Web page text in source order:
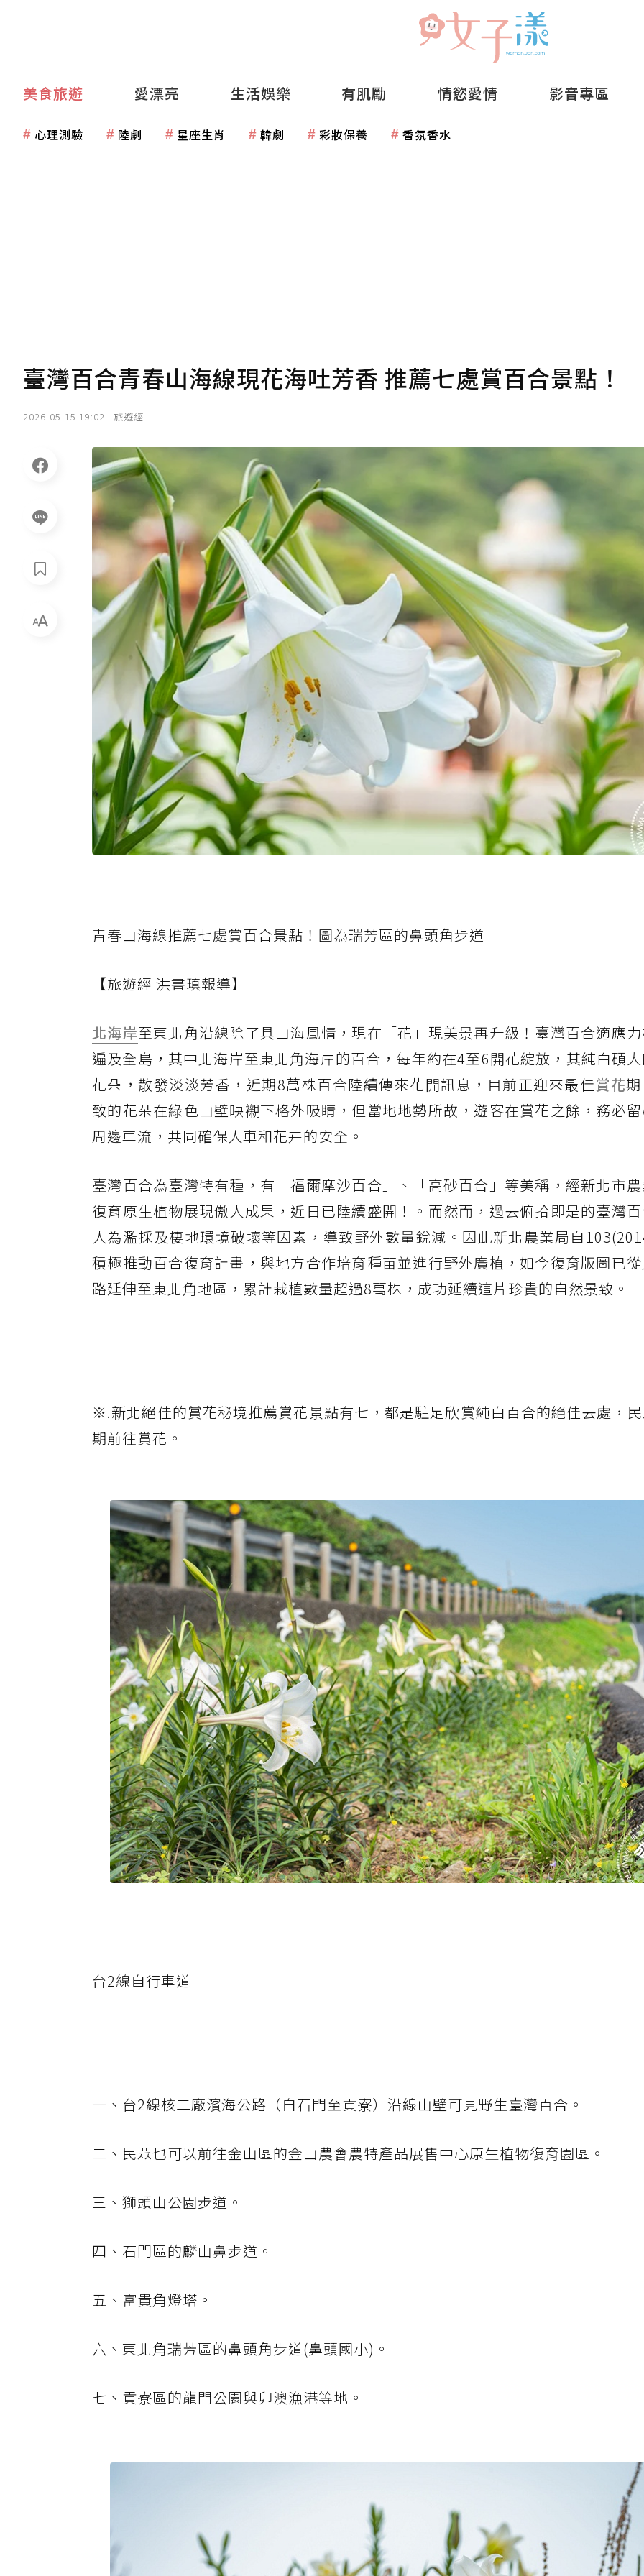
美食旅遊 愛漂亮 生活娛樂 有肌勵 情慾愛情 影音專區
心理測驗 陸劇 星座生肖 韓劇 彩妝保養 香氛香水
臺灣百合青春山海線現花海吐芳香 推薦七處賞百合景點！
2026-05-15 19:02 旅遊經
青春山海線推薦七處賞百合景點！圖為瑞芳區的鼻頭角步道
【旅遊經 洪書瑱報導】
北海岸至東北角沿線除了具山海風情，現在「花」現美景再升級！臺灣百合適應
遍及全島，其中北海岸至東北角海岸的百合，每年約在4至6開花綻放，其純白碩
花朵，散發淡淡芳香，近期8萬株百合陸續傳來花開訊息，目前正迎來最佳賞花
致的花朵在綠色山壁映襯下格外吸睛，但當地地勢所故，遊客在賞花之餘，務必
周邊車流，共同確保人車和花卉的安全。
臺灣百合為臺灣特有種，有「福爾摩沙百合」、「高砂百合」等美稱，經新北市
復育原生植物展現傲人成果，近日已陸續盛開！。而然而，過去俯拾即是的臺灣
人為濫採及棲地環境破壞等因素，導致野外數量銳減。因此新北農業局自
積極推動百合復育計畫，與地方合作培育種苗並進行野外廣植，如今復育版圖已
路延伸至東北角地區，累計栽植數量超過8萬株，成功延續這片珍貴的自然景致。
※.新北絕佳的賞花秘境推薦賞花景點有七，都是駐足欣賞純白百合的絕佳去處，
期前往賞花。
台2線自行車道
一、台2線核二廠濱海公路（自石門至貢寮）沿線山壁可見野生臺灣百合。
二、民眾也可以前往金山區的金山農會農特產品展售中心原生植物復育園區。
三、獅頭山公園步道。
四、石門區的麟山鼻步道。
五、富貴角燈塔。
六、東北角瑞芳區的鼻頭角步道(鼻頭國小)。
七、貢寮區的龍門公園與卯澳漁港等地。